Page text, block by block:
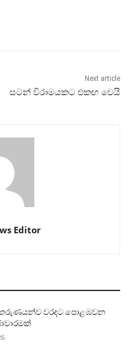
Next article
සටන් විරාමයකට එකඟ වෙයි
Editor
වරදට පොළඹවන